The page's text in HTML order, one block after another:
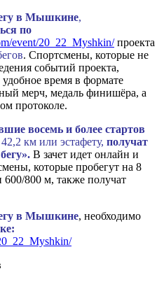
в Мышкине,
по
event/20_22_Myshkin/проекта
. Спортсмены, которые не
событий проекта,
время в формате
мерч, медаль финишёра, а
протоколе.
восемь и более стартов
км или эстафету, получат
В зачет идет онлайн и
которые пробегут на 8
800 м, также получат
в Мышкине, необходимо